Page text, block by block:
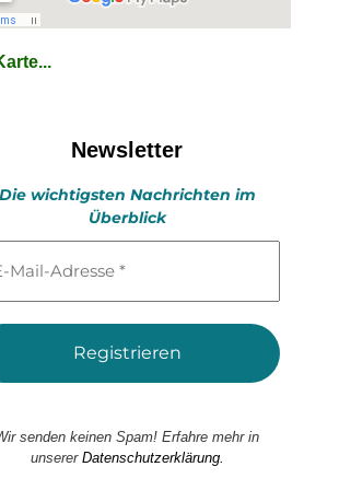
Newsletter
Die wichtigsten Nachrichten im
Überblick
senden keinen Spam! Erfahre mehr in
unserer Datenschutzerklärung.